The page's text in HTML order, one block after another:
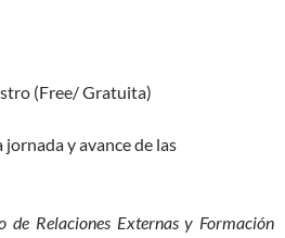
(Free/ Gratuita)
y avance de las
de Relaciones Externas y Formación